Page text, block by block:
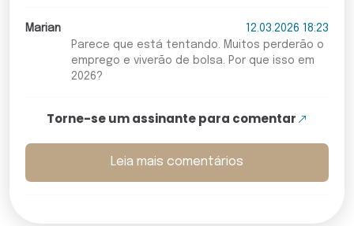
Marian
12.03.2026 18:23
Parece que está tentando. Muitos perderão o
emprego e viverão de bolsa. Por que isso em
2026?
Torne-se um assinante para comentar
Leia mais comentários